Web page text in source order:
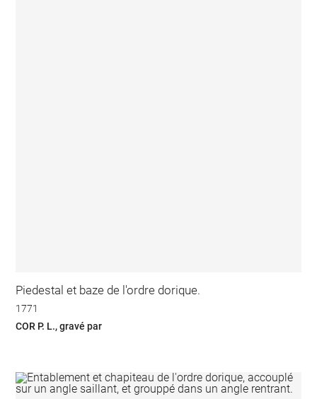
Piedestal et baze de l'ordre dorique.
1771
COR P. L., gravé par